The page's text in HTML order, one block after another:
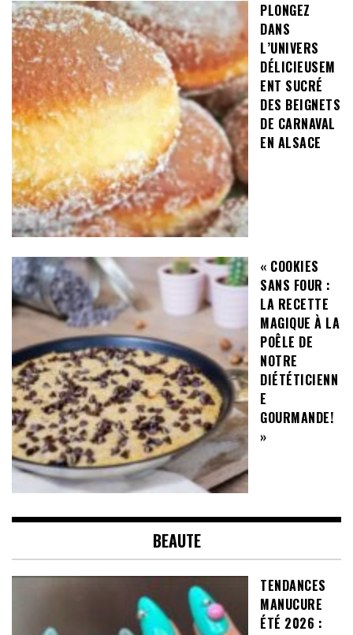
PLONGEZ
DANS
L’UNIVERS
DÉLICIEUSEM
ENT SUCRÉ
DES BEIGNETS
DE CARNAVAL
EN ALSACE
« COOKIES
SANS FOUR :
LA RECETTE
MAGIQUE À LA
POÊLE DE
NOTRE
DIÉTÉTICIENN
E
GOURMANDE!
»
BEAUTE
TENDANCES
MANUCURE
ÉTÉ 2026 :